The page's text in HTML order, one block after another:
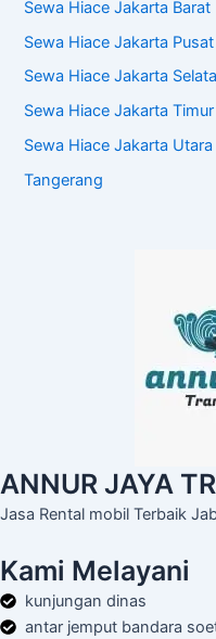
Sewa Hiace Jakarta Barat
Sewa Hiace Jakarta Pusat
Sewa Hiace Jakarta
Sewa Hiace Jakarta Timur
Sewa Hiace Jakarta Utara
Tangerang
ANNUR JAYA
Jasa Rental mobil Terbaik
Kami Melayani
kunjungan dinas
antar jemput bandara